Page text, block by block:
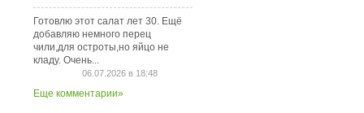
Готовлю этот салат лет 30. Ещё
добавляю немного перец
чили,для остроты,но яйцо не
кладу. Очень...
06.07.2026 в 18:48
Еще комментарии»